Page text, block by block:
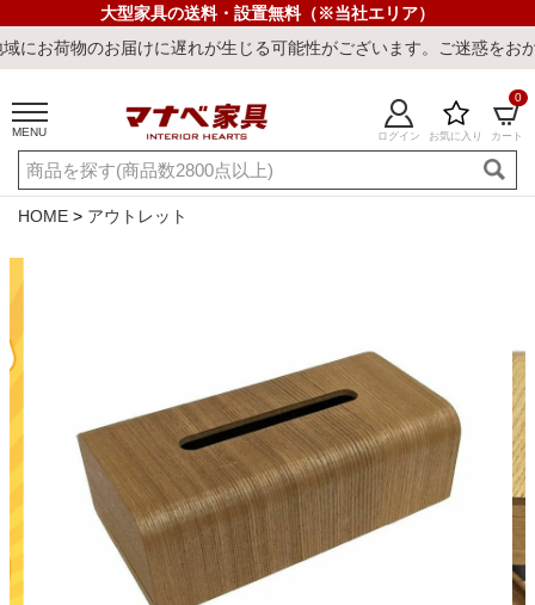
大型家具の送料・設置無料（※当社エリア）
のお届けに遅れが生じる可能性がございます。ご迷惑をおかけしま
MENU ログイン お気に入り カート
0
ご利用ガイド 新規会員登録
店舗一覧 閲覧履歴
最短発送 冷感ラグ 冷感寝具 ワークデスク ウィルトンラ
HOME アウトレット